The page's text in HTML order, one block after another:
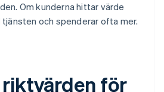
Om kunderna hittar värde
och spenderar ofta mer.
riktvärden för